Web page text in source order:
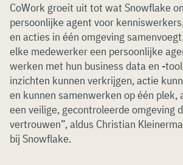
CoWork groeit uit tot wat Snowflake
persoonlijke agent voor
en acties in één omgeving
elke medewerker een persoonlijke
werken met hun business data en -
inzichten kunnen verkrijgen, actie
en kunnen samenwerken op één plek,
een veilige, gecontroleerde omgeving
vertrouwen”, aldus Christian
bij Snowflake.